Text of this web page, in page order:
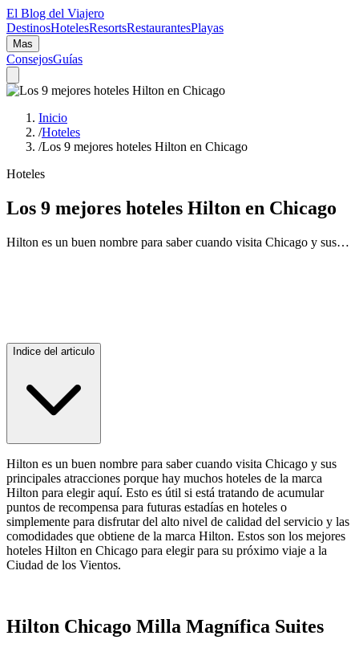
El Blog del Viajero
DestinosHotelesResortsRestaurantesPlayas
Mas
ConsejosGuías
Inicio
/Hoteles
/Los 9 mejores hoteles Hilton en Chicago
Hoteles
Los 9 mejores hoteles Hilton en Chicago
Hilton es un buen nombre para saber cuando visita Chicago y sus…
Indice del articulo
Hilton es un buen nombre para saber cuando visita Chicago y sus
principales atracciones porque hay muchos hoteles de la marca
Hilton para elegir aquí. Esto es útil si está tratando de acumular
puntos de recompensa para futuras estadías en hoteles o
simplemente para disfrutar del alto nivel de calidad del servicio y las
comodidades que obtiene de la marca Hilton. Estos son los mejores
hoteles Hilton en Chicago para elegir para su próximo viaje a la
Ciudad de los Vientos.
Hilton Chicago Milla Magnífica Suites